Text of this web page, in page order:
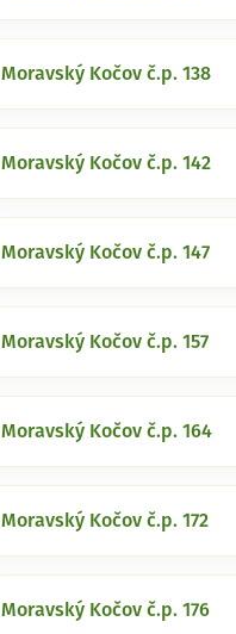
Moravský Kočov č.p. 138
Moravský Kočov č.p. 142
Moravský Kočov č.p. 147
Moravský Kočov č.p. 157
Moravský Kočov č.p. 164
Moravský Kočov č.p. 172
Moravský Kočov č.p. 176